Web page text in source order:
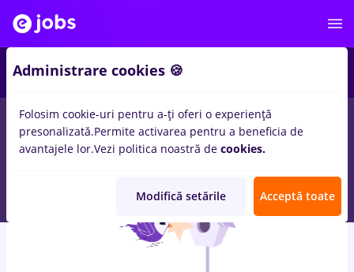
locuri de muncapatiserie, Full timeinStrainatate
Student, Fara experientainConstructii / Instalatii
Administrare cookies 🍪
Folosim cookie-uri pentru a-ți oferi o experiență
presonalizată.Permite activarea pentru a beneficia de
avantajele lor.Vezi politica noastră de cookies.
Modifică setările Acceptă toate